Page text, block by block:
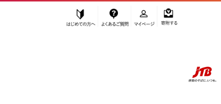
ふるぽ JTBのふるさと納税サイト